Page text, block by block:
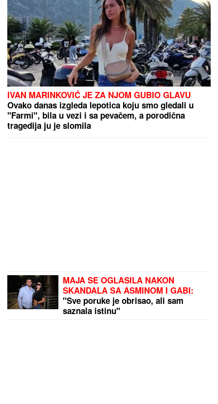
IVAN MARINKOVIĆ JE ZA NJOM GUBIO GLAVU
Ovako danas izgleda lepotica koju smo gledali u
"Farmi", bila u vezi i sa pevačem, a porodična
tragedija ju je slomila
MAJA SE OGLASILA NAKON
SKANDALA SA ASMINOM I GABI:
"Sve poruke je obrisao, ali sam
saznala istinu"